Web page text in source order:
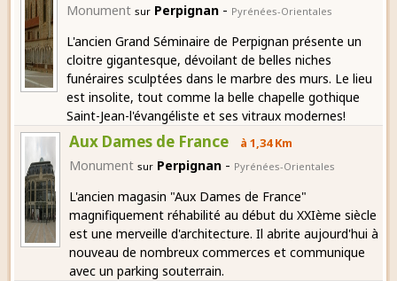
Monument sur Perpignan - Pyrénées-Orientales
L'ancien Grand Séminaire de Perpignan présente un
cloitre gigantesque, dévoilant de belles niches
funéraires sculptées dans le marbre des murs. Le lieu
est insolite, tout comme la belle chapelle gothique
Saint-Jean-l'évangéliste et ses vitraux modernes!
Aux Dames de France à 1,34 Km
Monument sur Perpignan - Pyrénées-Orientales
L'ancien magasin "Aux Dames de France"
magnifiquement réhabilité au début du XXIème siècle
est une merveille d'architecture. Il abrite aujourd'hui à
nouveau de nombreux commerces et communique
avec un parking souterrain.